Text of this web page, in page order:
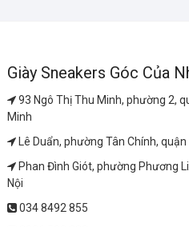
Giày Sneakers Góc Của
93 Ngô Thị Thu Minh, phường 2,
Minh
Lê Duẩn, phường Tân Chính,
Phan Đình Giót, phường Phương
Nội
034 8492 855